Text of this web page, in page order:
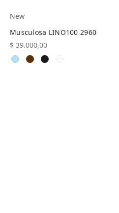
New
Musculosa LINO100 2960
$ 39.000,00